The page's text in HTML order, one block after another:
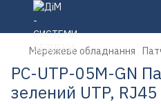
Мережеве обладнання
PC-UTP-05M-GN
зелений UTP,